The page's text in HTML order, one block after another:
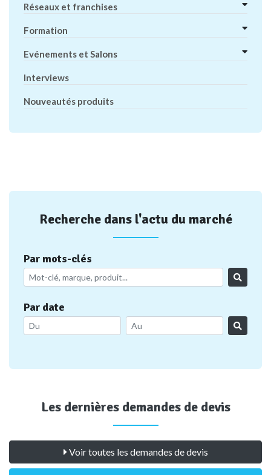
Réseaux et franchises
Formation
Evénements et Salons
Interviews
Nouveautés produits
Recherche dans l'actu du marché
Par mots-clés
Par date
Les dernières demandes de devis
Voir toutes les demandes de devis